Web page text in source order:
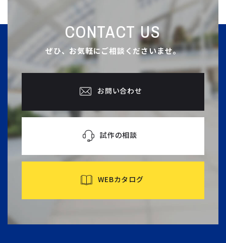
CONTACT US
ぜひ、お気軽にご相談くださいませ。
お問い合わせ
試作の相談
WEBカタログ